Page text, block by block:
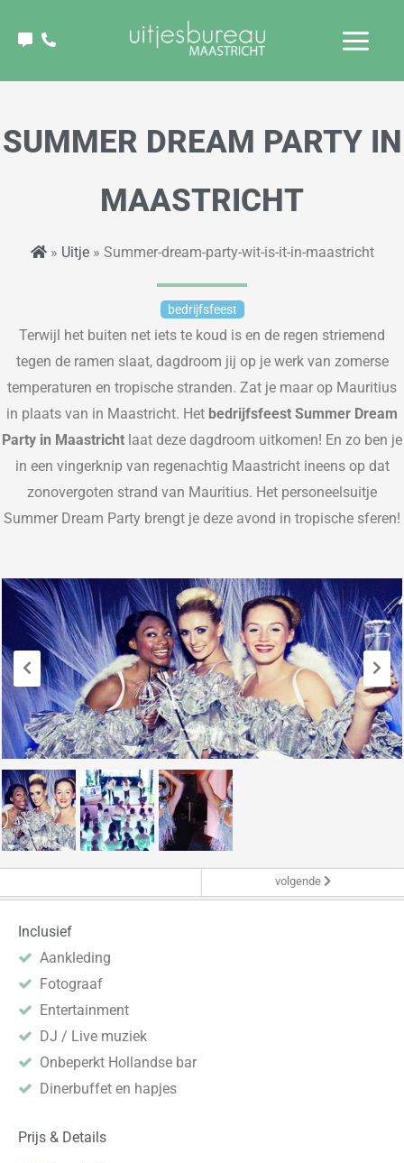
naar
SUMMER DREAM PARTY IN
MAASTRICHT
» Uitje» Summer-dream-party-wit-is-it-in-maastricht
bedrijfsfeest
Terwijl het buiten net iets te koud is en de regen striemend
tegen de ramen slaat,dagdroom jij op je werkvan zomerse
temperaturen en tropische stranden. Zat je maar op Mauritius
in plaats van in Maastricht. Het bedrijfsfeest Summer Dream
Party in Maastricht laat deze dagdroom uitkomen! En zo ben je
in een vingerknip van regenachtig Maastricht ineens op dat
zonovergoten strand van Mauritius. Het personeelsuitje
Summer Dream Party brengt je deze avond in tropische sferen!
volgende
Inclusief
Aankleding
Fotograaf
Entertainment
DJ / Live muziek
Onbeperkt Hollandse bar
Dinerbuffet en hapjes
Prijs & Details